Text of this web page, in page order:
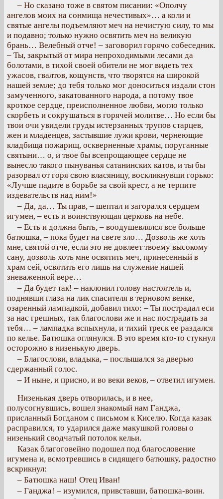
– Но сказано тоже в святом писании: «Ополчу
ангелов моих на сонмища нечестивых»… а коли и
святые ангелы подъемляют меч на нечистую силу, то мы
и подавно; только нужно освятить меч на великую
брань… Велебный отче! – заговорил горячо собеседник.
– Ты, закрытый от мира непроходимыми лесами да
болотами, в тихой своей обители не мог видеть тех
ужасов, гвалтов, кощунств, что творятся на широкой
нашей земле; до тебя только мог доноситься издали стон
замученного, закатованного народа, а потому твое
кроткое сердце, преисполненное любви, могло только
скорбеть и сокрушаться в горячей молитве… Но если бы
твои очи увидели груды истерзанных трупов старцев,
жен и младенцев, застывшие лужи крови, чернеющие
кладбища пожарищ, оскверненные храмы, поруганные
святыни… о, и твое бы всепрощающее сердце не
вынесло такого пынуванья сатанинских катов, и ты бы
разорвал от горя свою власяницу, воскликнувши горько:
«Лучше падите в борьбе за свой крест, а не терпите
издевательств над ним!»
– Да, да… Ты прав, – шептал и загорался сердцем
игумен, – есть и воинствующая церковь на небе.
– Есть и должна быть, – воодушевлялся все больше
батюшка, – пока будет на свете зло… Дозволь же хоть
мне, святой отче, если это не довлеет твоему высокому
сану, дозволь хоть мне освятить меч, принесенный в
храм сей, освятить его лишь на служение нашей
зневаженной вере…
– Да будет так! – наклонил голову настоятель и,
поднявши глаза на лик спасителя в терновом венке,
озаренный лампадкой, добавил тихо: – Ты пострадал еси
за нас грешных, так благослови же и нас пострадать за
тебя… – лампадка вспыхнула, и тихий треск ее раздался
по келье. Батюшка оглянулся. В это время кто-то стукнул
осторожно в низенькую дверь.
– Благослови, владыка, – послышался за дверью
сдержанный голос.
– И ныне, и присно, и во веки веков, – ответил игумен.
Низенькая дверь отворилась, и в нее,
полусогнувшись, вошел знакомый нам Ганджа,
присланный Богданом с письмом к Киселю. Когда казак
расправился, то ударился даже макушкой головы о
низенький сводчатый потолок кельи.
Казак благоговейно подошел под благословение
игумена и, всмотревшись в сидящего батюшку, радостно
вскрикнул:
– Батюшка наш! Отец Иван!
– Ганджа! – изумился, привставши, батюшка-воин.